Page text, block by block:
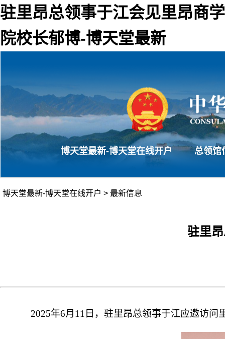
驻里昂总领事于江会见里昂商学
院校长郁博-博天堂最新
博天堂最新-博天堂在线开户 总领馆
博天堂最新-博天堂在线开户 > 最新信息
驻里
2025年6月11日，驻里昂总领事于江应邀访问